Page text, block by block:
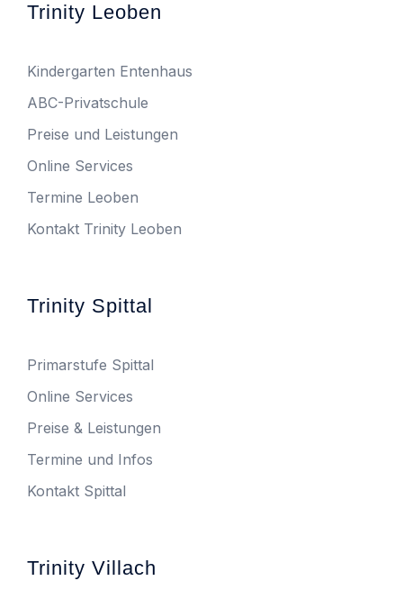
Trinity Leoben
Kindergarten Entenhaus
ABC-Privatschule
Preise und Leistungen
Online Services
Termine Leoben
Kontakt Trinity Leoben
Trinity Spittal
Primarstufe Spittal
Online Services
Preise & Leistungen
Termine und Infos
Kontakt Spittal
Trinity Villach